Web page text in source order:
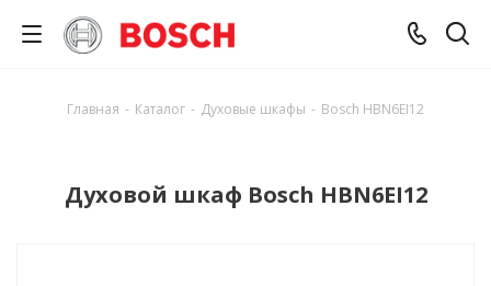
Главная - Каталог - Духовые шкафы - Bosch HBN6EI12
Духовой шкаф Bosch HBN6EI12